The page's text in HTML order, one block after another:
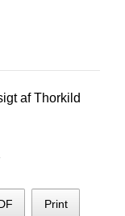
afThorkild
Print